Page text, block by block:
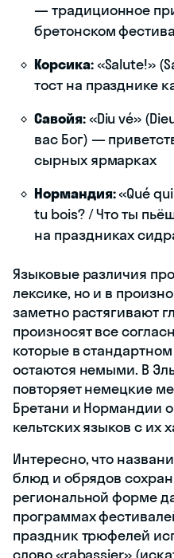
— традиционное
бретонском
Корсика:«Salute!»
тост на празднике
Савойя:«Diu vé»
вас Бог) —
сырных ярмарках
Нормандия:«Qué
tu bois? / Что ты
на праздниках
Языковые различия
лексике, но и в
заметно растягивают
произносят все
которые в
остаются немыми. В
повторяет немецкие
Бретани и Нормандии
кельтских языков с их
Интересно, что
блюд и обрядов
региональной форме
программах
праздник трюфелей